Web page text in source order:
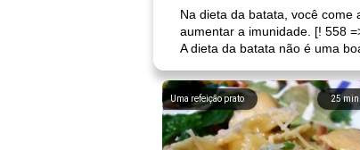
Na dieta da batata, você
aumentar a imunidade. [! 558
A dieta da batata não é uma
25min
Uma refeição prato